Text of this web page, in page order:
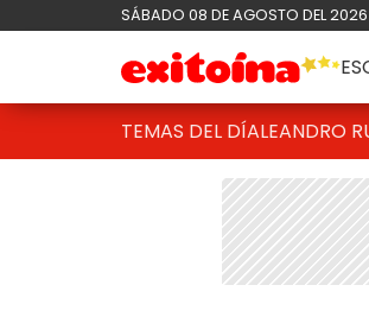
SÁBADO 08 DE AGOSTO DEL 2026
TEMAS DEL DÍALEANDRO